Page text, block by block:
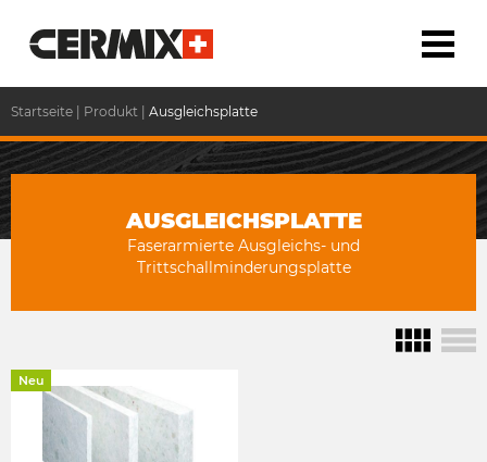
Startseite Produkt Ausgleichsplatte
AUSGLEICHSPLATTE
Faserarmierte Ausgleichs- und
Trittschallminderungsplatte
Neu